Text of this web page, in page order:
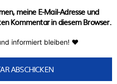
meine E-Mail-Adresse und
Kommentar in diesem Browser.
informiert bleiben! ♥